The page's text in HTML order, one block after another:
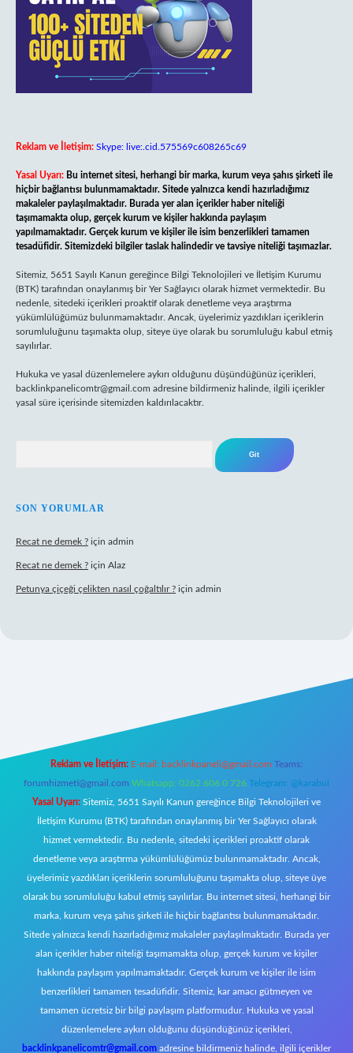
Reklam ve İletişim: Skype: live:.cid.575569c608265c69
Yasal Uyarı: Bu internet sitesi, herhangi bir marka, kurum veya şahıs şirketi ile
hiçbir bağlantısı bulunmamaktadır. Sitede yalnızca kendi hazırladığımız
makaleler paylaşılmaktadır. Burada yer alan içerikler haber niteliği
taşımamakta olup, gerçek kurum ve kişiler hakkında paylaşım
yapılmamaktadır. Gerçek kurum ve kişiler ile isim benzerlikleri tamamen
tesadüfidir. Sitemizdeki bilgiler taslak halindedir ve tavsiye niteliği taşımazlar.
Sitemiz, 5651 Sayılı Kanun gereğince Bilgi Teknolojileri ve İletişim Kurumu
(BTK) tarafından onaylanmış bir Yer Sağlayıcı olarak hizmet vermektedir. Bu
nedenle, sitedeki içerikleri proaktif olarak denetleme veya araştırma
yükümlülüğümüz bulunmamaktadır. Ancak, üyelerimiz yazdıkları içeriklerin
sorumluluğunu taşımakta olup, siteye üye olarak bu sorumluluğu kabul etmiş
sayılırlar.
Hukuka ve yasal düzenlemelere aykırı olduğunu düşündüğünüz içerikleri,
backlinkpanelicomtr@gmail.com adresine bildirmeniz halinde, ilgili içerikler
yasal süre içerisinde sitemizden kaldırılacaktır.
SON YORUMLAR
Recat ne demek ? için admin
Recat ne demek ? için Alaz
Petunya çiçeği çelikten nasıl çoğaltılır ? için admin
Reklam ve İletişim: E-mail: backlinkpaneli@gmail.com Teams:
forumhizmeti@gmail.com Whatsapp: 0262 606 0 726 Telegram: @karabul
Yasal Uyarı: Sitemiz, 5651 Sayılı Kanun gereğince Bilgi Teknolojileri ve
İletişim Kurumu (BTK) tarafından onaylanmış bir Yer Sağlayıcı olarak
hizmet vermektedir. Bu nedenle, sitedeki içerikleri proaktif olarak
denetleme veya araştırma yükümlülüğümüz bulunmamaktadır. Ancak,
üyelerimiz yazdıkları içeriklerin sorumluluğunu taşımakta olup, siteye üye
olarak bu sorumluluğu kabul etmiş sayılırlar. Bu internet sitesi, herhangi bir
marka, kurum veya şahıs şirketi ile hiçbir bağlantısı bulunmamaktadır.
Sitede yalnızca kendi hazırladığımız makaleler paylaşılmaktadır. Burada yer
alan içerikler haber niteliği taşımamakta olup, gerçek kurum ve kişiler
hakkında paylaşım yapılmamaktadır. Gerçek kurum ve kişiler ile isim
benzerlikleri tamamen tesadüfidir. Sitemiz, kar amacı gütmeyen ve
tamamen ücretsiz bir bilgi paylaşım platformudur. Hukuka ve yasal
düzenlemelere aykırı olduğunu düşündüğünüz içerikleri,
backlinkpanelicomtr@gmail.com adresine bildirmeniz halinde, ilgili içerikler